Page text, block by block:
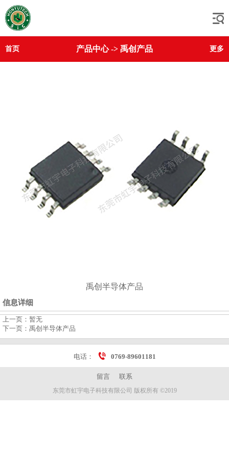
首页 产品中心-> 禹创产品 更多
禹创半导体产品
信息详细
上一页： 暂无
下一页： 禹创半导体产品
电话： 0769-89601181
留言 联系
东莞市虹宇电子科技有限公司 版权所有 ©2019